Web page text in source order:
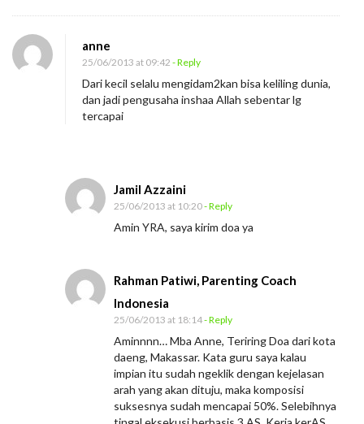
anne
25/06/2013 at 09:42 - Reply
Dari kecil selalu mengidam2kan bisa keliling dunia,
dan jadi pengusaha inshaa Allah sebentar lg
tercapai
Jamil Azzaini
25/06/2013 at 10:20- Reply
Amin YRA, saya kirim doa ya
Rahman Patiwi, Parenting Coach
Indonesia
25/06/2013 at 18:14- Reply
Aminnnn… Mba Anne, Teriring Doa dari kota
daeng, Makassar. Kata guru saya kalau
impian itu sudah ngeklik dengan kejelasan
arah yang akan dituju, maka komposisi
suksesnya sudah mencapai 50%. Selebihnya